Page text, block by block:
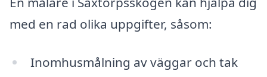
med en rad olika uppgifter, såsom:
Inomhusmålning av väggar och tak